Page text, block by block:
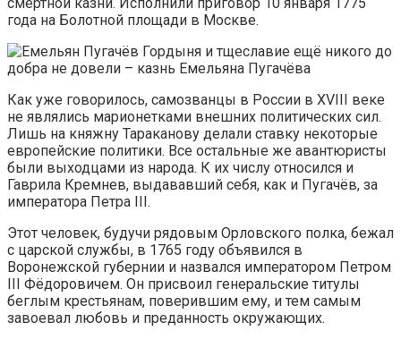
года на Болотной площади в Москве.
Гордыня и тщеславие ещё никого до
добра не довели – казнь Емельяна Пугачёва
Как уже говорилось, самозванцы в России в XVIII веке
не являлись марионетками внешних политических сил.
Лишь на княжну Тараканову делали ставку некоторые
европейские политики. Все остальные же авантюристы
были выходцами из народа. К их числу относился и
Гаврила Кремнев, выдававший себя, как и Пугачёв, за
императора Петра III.
Этот человек, будучи рядовым Орловского полка, бежал
с царской службы, в 1765 году объявился в
Воронежской губернии и назвался императором Петром
III Фёдоровичем. Он присвоил генеральские титулы
беглым крестьянам, поверившим ему, и тем самым
завоевал любовь и преданность окружающих.